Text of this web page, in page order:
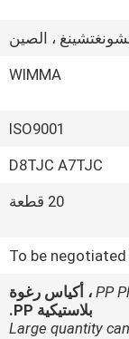
، الصين
WIMMA
ISO9001
D8TJC A7TJC
20 قطعة
To be negotiated
1 ، أكياس رغوة
بلاستيكية PP.